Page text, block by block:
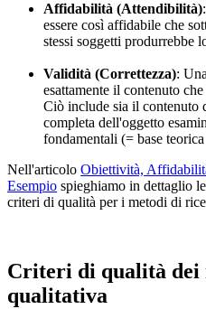
Affidabilità (Attendibilità)
essere così affidabile che
stessi soggetti produrrebbe
Validità (Correttezza):
esattamente il contenuto
Ciò include sia il contenuto
completa dell'oggetto
fondamentali (= base
Nell'articolo Obiettività,
Esempio spieghiamo in dettaglio
criteri di qualità per i metodi di
Criteri di qualità dei
qualitativa